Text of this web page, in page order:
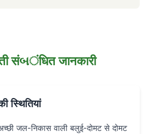
संબंधित जानकारी
स्थितियां
अच्छी जल-निकास वाली बलुई-दोमट से दोमट